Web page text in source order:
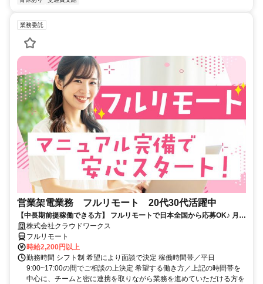
業務委託
営業架電業務 フルリモート 20代30代活躍中
【中長期前提稼働できる方】 フルリモートで日本全国から応募OK♪ 月稼
働40時間で安定収入！
株式会社クラウドワークス
フルリモート
時給2,200円以上
勤務時間 シフト制 希望により面談で決定 稼働時間帯／平日
9:00~17:00の間でご相談の上決定 希望する働き方／上記の時間帯を
中心に、チームと密に連携を取りながら業務を進めていただける方を